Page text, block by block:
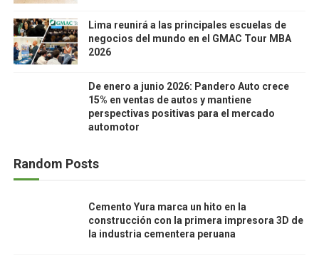
Lima reunirá a las principales escuelas de
negocios del mundo en el GMAC Tour MBA
2026
De enero a junio 2026: Pandero Auto crece
15% en ventas de autos y mantiene
perspectivas positivas para el mercado
automotor
Random Posts
Cemento Yura marca un hito en la
construcción con la primera impresora 3D de
la industria cementera peruana